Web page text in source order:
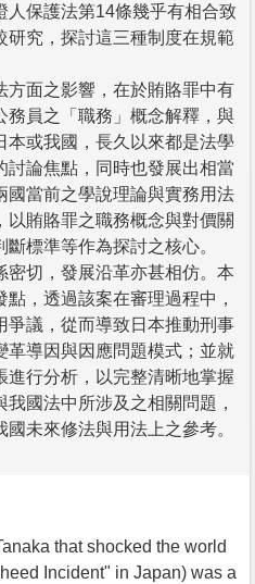
人保護法第14條幾乎有相合致
研究，探討這三種制度在規範
方面之影響，在於賄賂罪中有
務員之「職務」概念解釋，與
本或我國，長久以來都是法學
論焦點，同時也發展出相當
國當前之學說理論與實務用法
賄賂罪之職務概念與對價關
標準等作為探討之核心。
密切，發展沿革亦甚相仿。本
，透過該案在審理過程中，
爭議，從而導致日本推動刑事
革導因與因應問題模式；並就
行分析，以完整清晰地掌握
國法中所涉及之相關問題，
未來修法與用法上之參考。
that shocked the world
Incident" in Japan) was a